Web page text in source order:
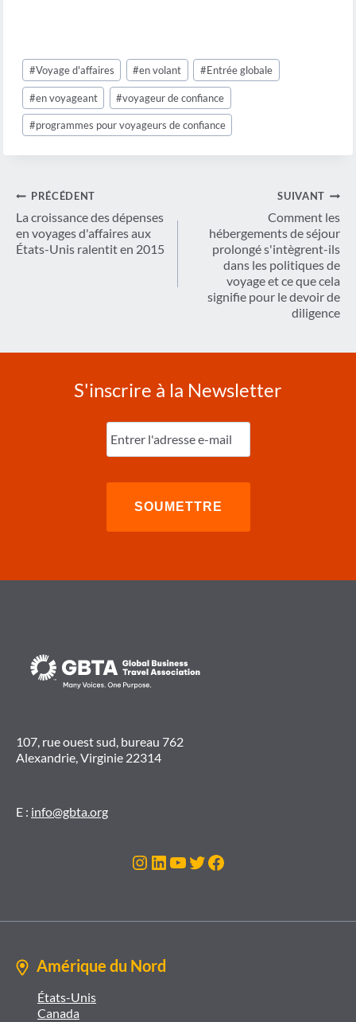
Étiquettes
de
la
publication :
#Voyage d'affaires #en volant #Entrée globale
#en voyageant #voyageur de confiance
#programmes pour voyageurs de confiance
Navigation
de
l’article
PRÉCÉDENT
La croissance des dépenses
en voyages d'affaires aux
États-Unis ralentit en 2015
SUIVANT
Comment les
hébergements de séjour
prolongé s'intègrent-ils
dans les politiques de
voyage et ce que cela
signifie pour le devoir de
diligence
S'inscrire à la Newsletter
Entrez
l'e-
mail
107, rue ouest sud, bureau 762
Alexandrie, Virginie 22314
E : info@gbta.org
Instagram
LinkedIn
YouTube
Twitter
Facebook
Amérique du Nord
États-Unis
Canada